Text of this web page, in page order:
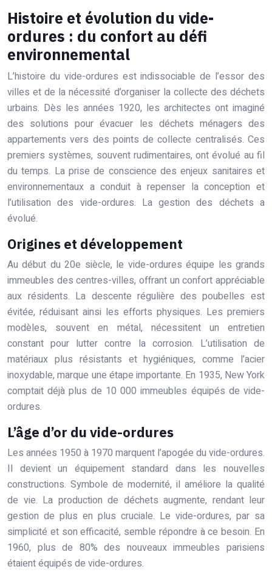
Histoire et évolution du vide-
ordures : du confort au défi
environnemental
L’histoire du vide-ordures est indissociable de l’essor des
villes et de la nécessité d’organiser la collecte des déchets
urbains. Dès les années 1920, les architectes ont imaginé
des solutions pour évacuer les déchets ménagers des
appartements vers des points de collecte centralisés. Ces
premiers systèmes, souvent rudimentaires, ont évolué au fil
du temps. La prise de conscience des enjeux sanitaires et
environnementaux a conduit à repenser la conception et
l’utilisation des vide-ordures. La gestion des déchets a
évolué.
Origines et développement
Au début du 20e siècle, le vide-ordures équipe les grands
immeubles des centres-villes, offrant un confort appréciable
aux résidents. La descente régulière des poubelles est
évitée, réduisant ainsi les efforts physiques. Les premiers
modèles, souvent en métal, nécessitent un entretien
constant pour lutter contre la corrosion. L’utilisation de
matériaux plus résistants et hygiéniques, comme l’acier
inoxydable, marque une étape importante. En 1935, New York
comptait déjà plus de 10 000 immeubles équipés de vide-
ordures.
L’âge d’or du vide-ordures
Les années 1950 à 1970 marquent l’apogée du vide-ordures.
Il devient un équipement standard dans les nouvelles
constructions. Symbole de modernité, il améliore la qualité
de vie. La production de déchets augmente, rendant leur
gestion de plus en plus cruciale. Le vide-ordures, par sa
simplicité et son efficacité, semble répondre à ce besoin. En
1960, plus de 80% des nouveaux immeubles parisiens
étaient équipés de vide-ordures.